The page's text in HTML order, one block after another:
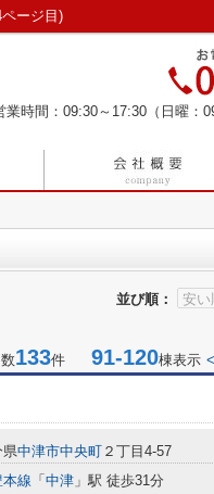
ージ目)
業時間：09:30～17:30（日曜：
並び順：
133件 91-120棟表示
県中津市中央町 ２丁目4-57
本線 「 中津 」駅 徒歩31分